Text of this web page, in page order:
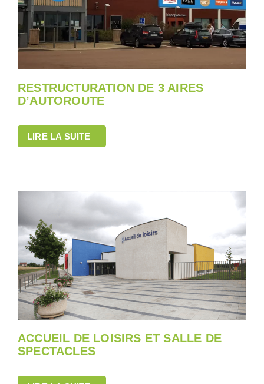
RESTRUCTURATION DE 3 AIRES
D’AUTOROUTE
LIRE LA SUITE
ACCUEIL DE LOISIRS ET SALLE DE
SPECTACLES